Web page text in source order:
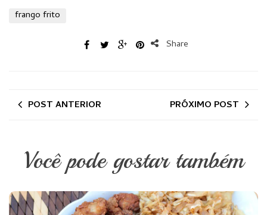
frango frito
Share
POST ANTERIOR PRÓXIMO POST
Você pode gostar também